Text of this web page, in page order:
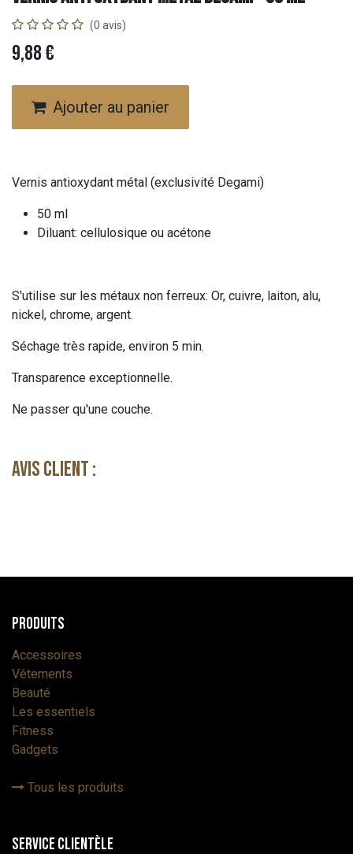
(0 avis)
9,88€
Ajouter au panier
Vernis antioxydant métal (exclusivité Degami)
50 ml
Diluant: cellulosique ou acétone
S'utilise sur les métaux non ferreux: Or, cuivre, laiton, alu,
nickel, chrome, argent.
Séchage très rapide, environ 5 min.
Transparence exceptionnelle.
Ne passer qu'une couche.
Avis client :
Produits
Accessoires
Vêtements
Beauté
Les essentiels
Fitness
Gadgets
Tous les produits
Service Clientèle